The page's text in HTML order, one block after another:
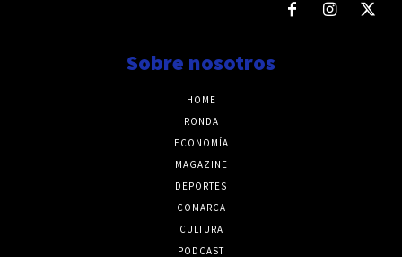
Sobre nosotros
HOME
RONDA
ECONOMÍA
MAGAZINE
DEPORTES
COMARCA
CULTURA
PODCAST